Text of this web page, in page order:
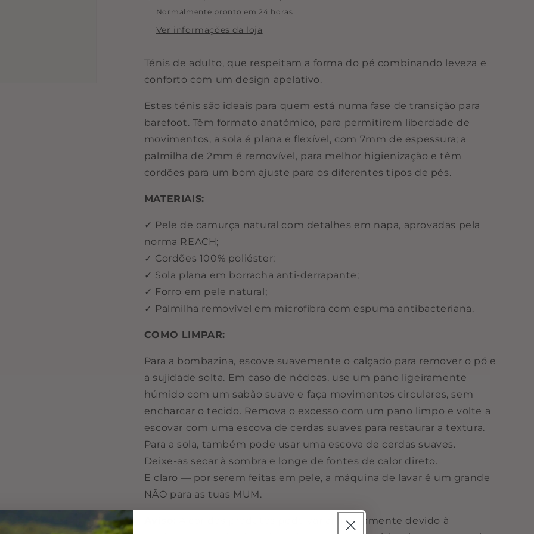
Barefoot
Barefoot
Normalmente pronto em 24 horas
Ver informações da loja
Ténis de adulto, que respeitam a forma do pé combinando leveza e
conforto com um design apelativo.
Estes ténis são ideais para quem está numa fase de transição para
barefoot. Têm formato anatómico, para permitirem liberdade de
movimentos, a sola é plana e flexível, com 7mm de espessura; a
palmilha de 2mm é removível, para melhor higienização e têm
cordões para um bom ajuste para os diferentes tipos de pés.
MATERIAIS:
✓ Pele de camurça natural com detalhes em napa, aprovadas pela
norma REACH;
✓ Cordões 100% poliéster;
✓ Sola plana em borracha anti-derrapante;
✓ Forro em pele natural;
✓ Palmilha removível em microfibra com espuma antibacteriana.
COMO LIMPAR:
Para a bombazina, escove suavemente o calçado para remover o pó e
a sujidade solta. Em caso de nódoas, use um pano ligeiramente
húmido com um sabão suave e faça movimentos circulares, sem
encharcar o tecido. Remova o excesso com um pano limpo e volte a
escovar com uma escova de cerdas suaves para restaurar a textura.
Para a sola, também pode usar uma escova de cerdas suaves.
Deixe-as secar à sombra e longe de fontes de calor direto.
E claro — por serem feitas em pele, a máquina de lavar é um grande
NÃO para as tuas MUM.
A cor dos produtos pode variar ligeiramente devido à